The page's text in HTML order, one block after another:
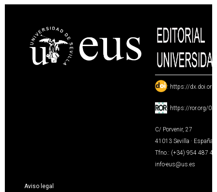
: https://
: https://ror.org/
C/ Porvenir, 27
41013 Sevilla · España
Tfno.: (+34) 954 487
info-eus@us.es
Aviso legal